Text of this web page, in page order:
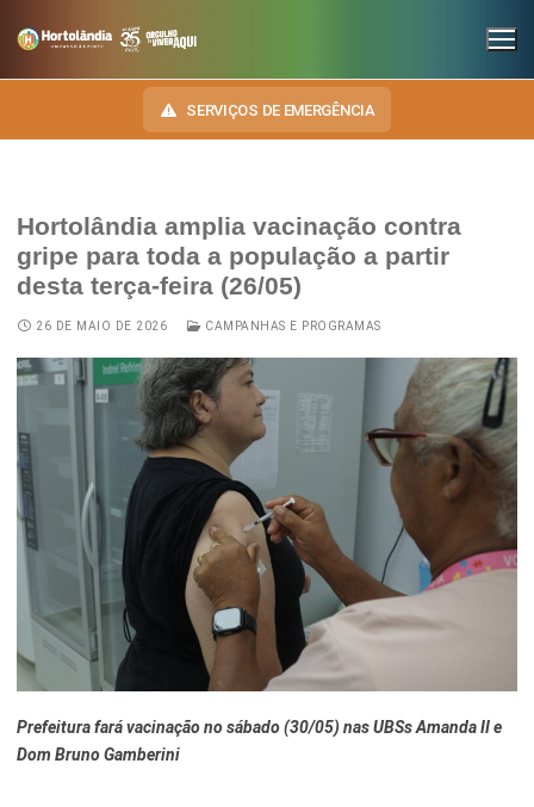
SERVIÇOS DE EMERGÊNCIA
INSTITUCIONAL
SECRETARIAS
Administração e Gestão de Pessoal
Assuntos Jurídicos
Desenvolvimento Econômico, Trabalho, Turismo e Inovação
Educação, Ciência e Tecnologia
Esporte e Lazer
Finanças
Governo
Inclusão e Desenvolvimento Social
NOSSA CIDADE
HINO, BRASÃO E BANDEIRA
Autoridades do Município
Notícias Anteriores a 2024
TRANSPARÊNCIA
OUVIDORIA
DIÁRIO OFICIAL
LEIS MUNICIPAIS
Hortolândia amplia vacinação contra
gripe para toda a população a partir
desta terça-feira (26/05)
26 DE MAIO DE 2026 CAMPANHAS E PROGRAMAS
Prefeitura fará vacinação no sábado (30/05) nas UBSs Amanda II e
Dom Bruno Gamberini